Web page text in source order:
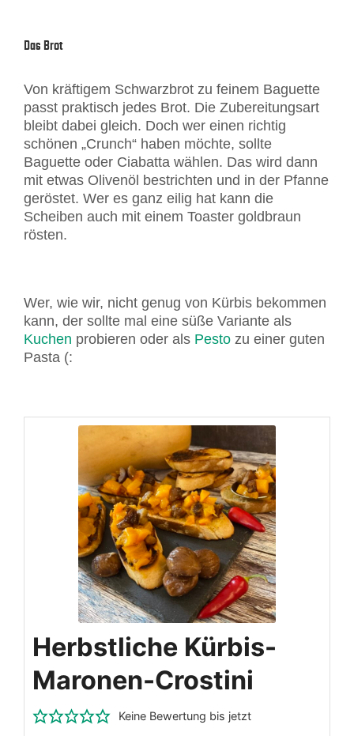
Das Brot
Von kräftigem Schwarzbrot zu feinem Baguette
passt praktisch jedes Brot. Die Zubereitungsart
bleibt dabei gleich. Doch wer einen richtig
schönen „Crunch“ haben möchte, sollte
Baguette oder Ciabatta wählen. Das wird dann
mit etwas Olivenöl bestrichten und in der Pfanne
geröstet. Wer es ganz eilig hat kann die
Scheiben auch mit einem Toaster goldbraun
rösten.
Wer, wie wir, nicht genug von Kürbis bekommen
kann, der sollte mal eine süße Variante als
Kuchen probieren oder als Pesto zu einer guten
Pasta (:
Herbstliche Kürbis-
Maronen-Crostini
Keine Bewertung bis jetzt